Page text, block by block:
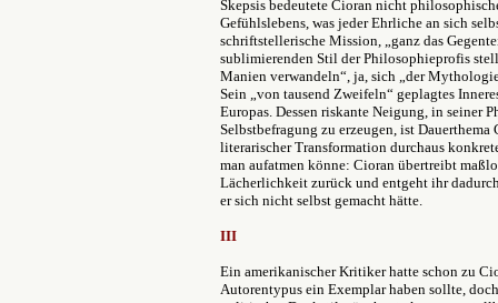
Skepsis bedeutete Cioran nicht
Gefühlslebens, was jeder Ehrliche an sich
schriftstellerische Mission, „ganz das
sublimierenden Stil der Philosophieprofis
Manien verwandeln“, ja, sich „der
Sein „von tausend Zweifeln“ geplagtes
Europas. Dessen riskante Neigung, in seiner
Selbstbefragung zu erzeugen, ist
literarischer Transformation durchaus
man aufatmen könne: Cioran übertreibt
Lächerlichkeit zurück und entgeht ihr
er sich nicht selbst gemacht hätte.
III
Ein amerikanischer Kritiker hatte schon zu
Autorentypus ein Exemplar haben sollte,